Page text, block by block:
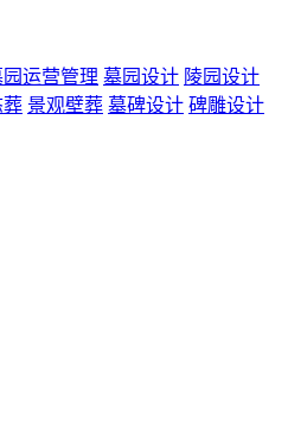
园运营管理 墓园设计 陵园设计
葬 景观壁葬 墓碑设计 碑雕设计